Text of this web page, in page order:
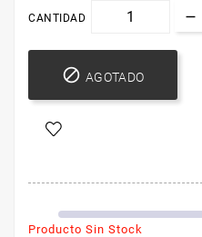
CANTIDAD
 AGOTADO
Producto Sin Stock